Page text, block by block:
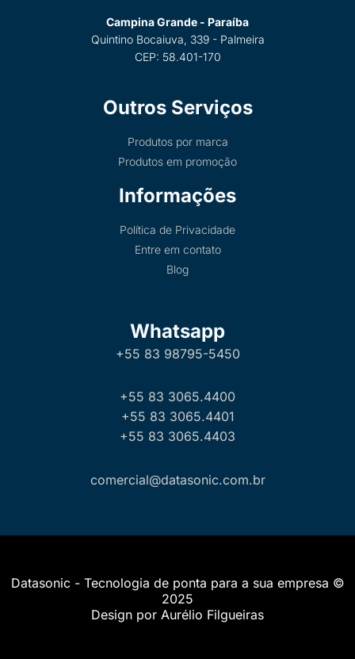
Campina Grande - Paraíba
Quintino Bocaiuva, 339 - Palmeira
CEP: 58.401-170
Outros Serviços
Produtos por marca
Produtos em promoção
Informações
Política de Privacidade
Entre em contato
Blog
Whatsapp
+55 83 98795-5450
+55 83 3065.4400
+55 83 3065.4401
+55 83 3065.4403
comercial@datasonic.com.br
Datasonic - Tecnologia de ponta para a sua empresa ©
2025
Design por Aurélio Filgueiras